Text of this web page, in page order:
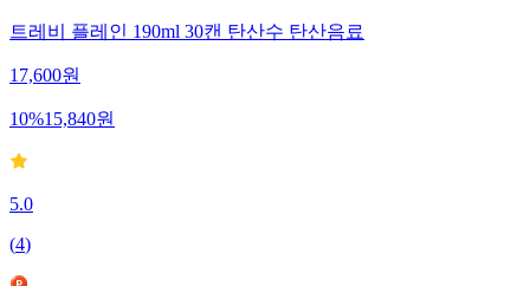
트레비 플레인 190ml 30캔 탄산수 탄산음료
17,600원
10%15,840원
5.0
(4)